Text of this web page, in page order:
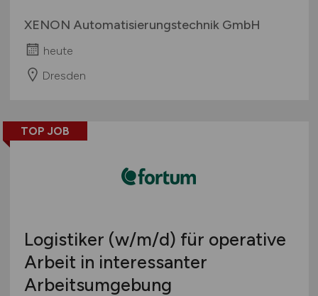
XENON Automatisierungstechnik GmbH
heute
Dresden
TOP JOB
Logistiker (w/m/d) für operative
Arbeit in interessanter
Arbeitsumgebung